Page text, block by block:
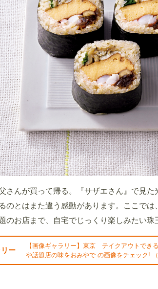
さんが買って帰る。『サザエさん』で見
のとはまた違う感動があります。ここで
のお店まで、自宅でじっくり楽しみたい珠
ー
【画像ギャラリー】東京 テイクアウトでき
や話題店の味をおみやで の画像をチェック!